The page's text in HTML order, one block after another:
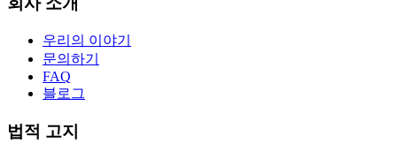
우리의 이야기
문의하기
FAQ
블로그
법적 고지